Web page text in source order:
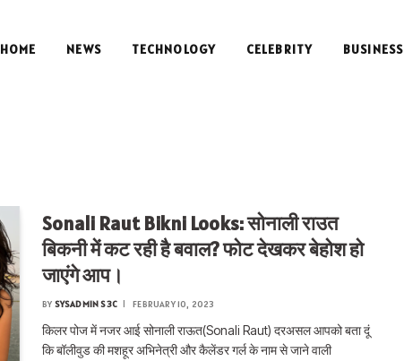
HOME NEWS TECHNOLOGY CELEBRITY BUSINESS
Sonali Raut Bikni Looks: सोनाली राउत
बिकनी में कट रही है बवाल? फोट देखकर बेहोश हो
जाएंगे आप।
BY SYSADMIN S3C FEBRUARY 10, 2023
किलर पोज में नजर आई सोनाली राऊत(Sonali Raut) दरअसल आपको बता दूं
कि बॉलीवुड की मशहूर अभिनेत्री और कैलेंडर गर्ल के नाम से जाने वाली